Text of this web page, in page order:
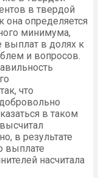
в твердой
она определяется
минимума,
выплат в долях к
и вопросов.
что
в таком
в результате
выплате
насчитала